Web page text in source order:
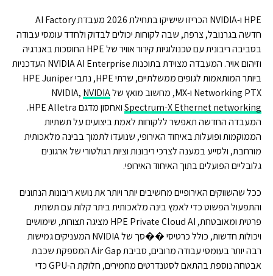
HPE ו-NVIDIA הכריזו שישיקו בתחילת 2026 מעבדת AI Factory
חדשה בגרנובל, צרפת, שבה לקוחות יכולים לבדוק ולחדד עומסי עבודה
בסביבה ריבונית עם טכנולוגיות קירור אוויר של HPE החוסכות באנרגיה
וזיהום אויר. המעבדה מצוידת בתוכנות NVIDIA AI Enterprise העדכניות
ביותר המותאמות לגופים ממשלתיים, שרתי HPE, נתבי HPE Juniper
Networking PTX ו-MX, מחשוב מואץ של NVIDIA,
NVIDIA
Spectrum-X Ethernet networking
ואחסון מדגם HPE Alletra.
המעבדה החדשה תאפשר ללקוחות לאמת ביצועים על תשתיות
הממוקמות ופועלות באיחוד האירופי, שנועדו לתמוך בבינה מלאכותית
מורחבת, ולסייע במענה לצרכי ריבונות וציות רגולטורי של ארגונים
גלובליים הפועלים בתוך האיחוד האירופי.
ככל שהשווקים האירופיים מחשיבים יותר ויותר את נושא ריבונות הנתונים
והתפעול הפשוט כדי לאמץ בינה מלאכותית ביתר קלות עם תשתית
פרטית ומאובטחת, HPE Private Cloud AI מציגה תצורות, שימושים
ויכולות חדשות, כולל כרטיסי ��סך של NVIDIA המעניקים גמישות
רבה יותר בעומסי עבודה מרובים, סביבת Air Gap המספקת שכבת
אבטחה נוספת בהתאם לסטנדרטים מחמירים, חלוקת ה-GPU כדי